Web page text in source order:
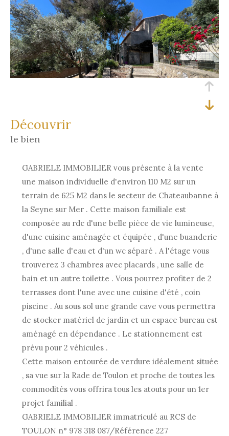
découvrir
le bien
GABRIELE IMMOBILIER vous présente à la vente
une maison individuelle d'environ 110 M2 sur un
terrain de 625 M2 dans le secteur de Chateaubanne à
la Seyne sur Mer . Cette maison familiale est
composée au rdc d'une belle pièce de vie lumineuse,
d'une cuisine aménagée et équipée , d'une buanderie
, d'une salle d'eau et d'un wc séparé . A l'étage vous
trouverez 3 chambres avec placards , une salle de
bain et un autre toilette . Vous pourrez profiter de 2
terrasses dont l'une avec une cuisine d'été , coin
piscine . Au sous sol une grande cave vous permettra
de stocker matériel de jardin et un espace bureau est
aménagé en dépendance . Le stationnement est
prévu pour 2 véhicules .
Cette maison entourée de verdure idéalement située
, sa vue sur la Rade de Toulon et proche de toutes les
commodités vous offrira tous les atouts pour un 1er
projet familial .
GABRIELE IMMOBILIER immatriculé au RCS de
TOULON n° 978 318 087/Référence 227